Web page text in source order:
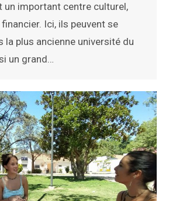
un important centre culturel,
Ici, ils peuvent se
la plus ancienne université du
un grand…